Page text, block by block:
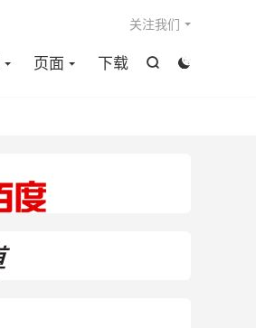


页面 下载
关注我们